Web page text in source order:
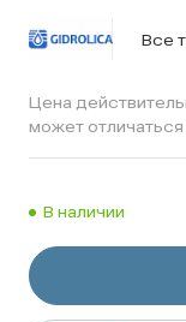
Все
Цена
может отличаться
В наличии